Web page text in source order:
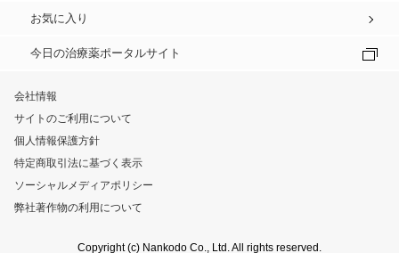
お気に入り
今日の治療薬ポータルサイト
会社情報
サイトのご利用について
個人情報保護方針
特定商取引法に基づく表示
ソーシャルメディアポリシー
弊社著作物の利用について
Copyright (c) Nankodo Co., Ltd. All rights reserved.